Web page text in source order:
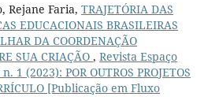
Rejane Faria, TRAJETÓRIA DAS
EDUCACIONAIS BRASILEIRAS
DA COORDENAÇÃO
SUA CRIAÇÃO , Revista Espaço
1 (2023): POR OUTROS PROJETOS
[Publicação em Fluxo